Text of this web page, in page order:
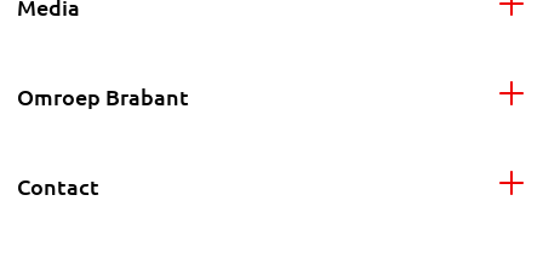
Media
Omroep Brabant
Contact